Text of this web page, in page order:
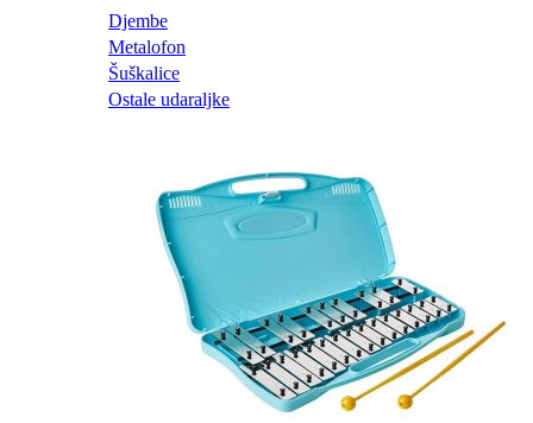
Djembe
Metalofon
Šuškalice
Ostale udaraljke